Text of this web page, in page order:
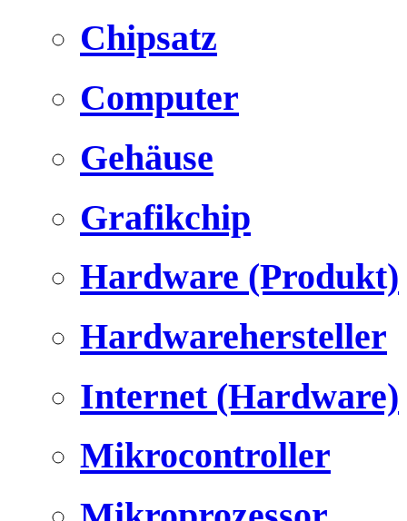
Chipsatz
Computer
Gehäuse
Grafikchip
Hardware (Produkt)
Hardwarehersteller
Internet (Hardware)
Mikrocontroller